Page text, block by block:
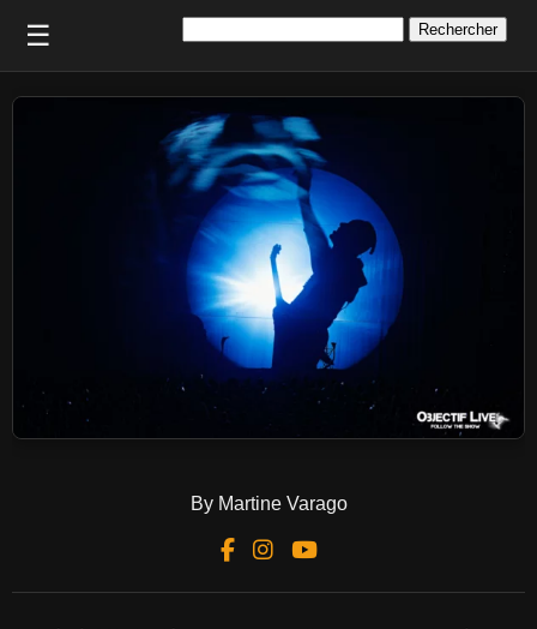
☰
By Martine Varago